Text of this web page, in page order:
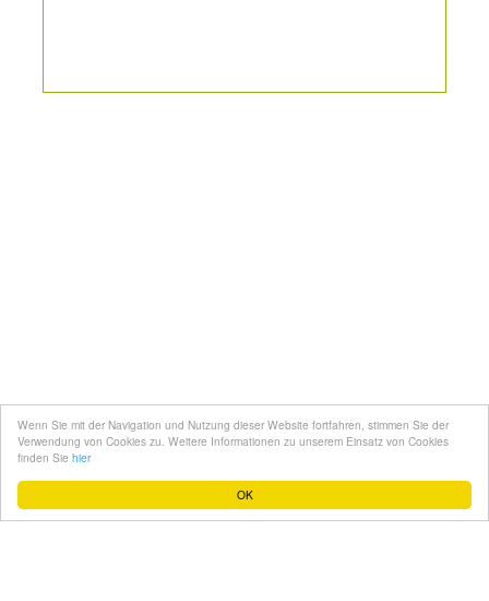
OK
Wenn Sie mit der Navigation und Nutzung dieser Website fortfahren, stimmen Sie der
Verwendung von Cookies zu. Weitere Informationen zu unserem Einsatz von Cookies
finden Sie hier
Topfgucker werden
Über uns
Datenschutz